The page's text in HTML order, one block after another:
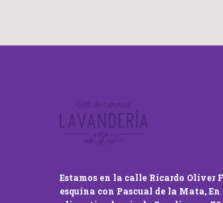
Estamos en la calle Ricardo Oliver
esquina con Pascual de la Mata, En